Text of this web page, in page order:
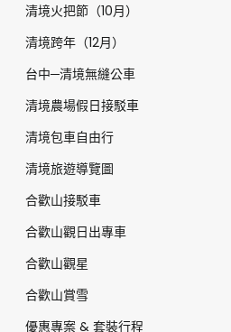
清境火把節（10月）
清境跨年（12月）
台中─清境無縫公車
清境農場假日接駁車
清境包車自由行
清境旅遊導覽圖
合歡山接駁車
合歡山觀日出專車
合歡山觀星
合歡山賞雪
優惠專案 & 套裝行程